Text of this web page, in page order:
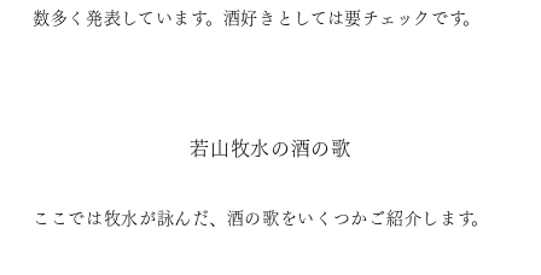
数多く発表しています。酒好きとしては要チェックです。
若山牧水の酒の歌
ここでは牧水が詠んだ、酒の歌をいくつかご紹介します。